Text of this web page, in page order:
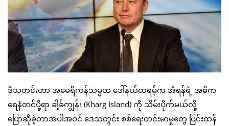
ဒီသတင်းဟာ အမေရိကန်သမ္မတ ဒေါ်နယ်ထရမ့်က အီရန်ရဲ့ အဓိက
ရေနံတင်ပို့ရာ ခါ့ခ်ကျွန်း (Kharg Island) ကို သိမ်းပိုက်မယ်လို့
ပြောဆိုခဲ့တာအပါအဝင် ဒေသတွင်း စစ်ရေးတင်းမာမှုတွေ ပြင်းထန်